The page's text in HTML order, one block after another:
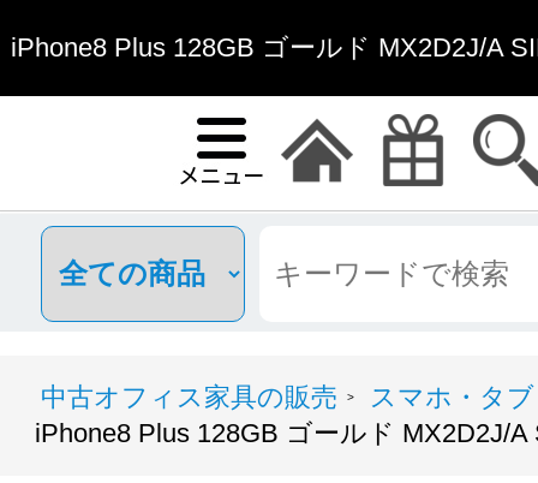
iPhone8 Plus 128GB ゴールド MX2D2J/A
家具通販
中古オフィス家具の販売 >
スマホ・タ
iPhone8 Plus 128GB ゴールド MX2D2J/